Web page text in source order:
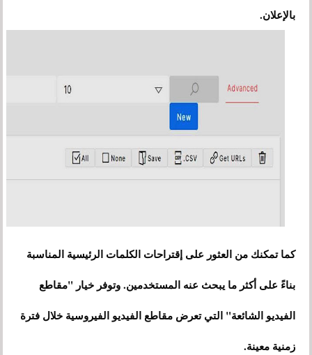
بالإعلان.
كما تمكنك من العثور على إقتراحات الكلمات الرئيسية المناسبة
بناءً على أكثر ما يبحث عنه المستخدمين. وتوفر خيار "مقاطع
الفيديو الشائعة" التي تعرض مقاطع الفيديو الفيروسية خلال فترة
زمنية معينة.